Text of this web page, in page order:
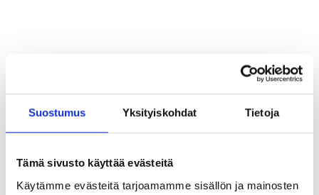
Suostumus Yksityiskohdat Tietoja
Tämä sivusto käyttää evästeitä
Käytämme evästeitä tarjoamamme sisällön ja mainosten
Ulla Helander, Director,
employee experience and communication
Palkka-
avoimuusdirektiiv